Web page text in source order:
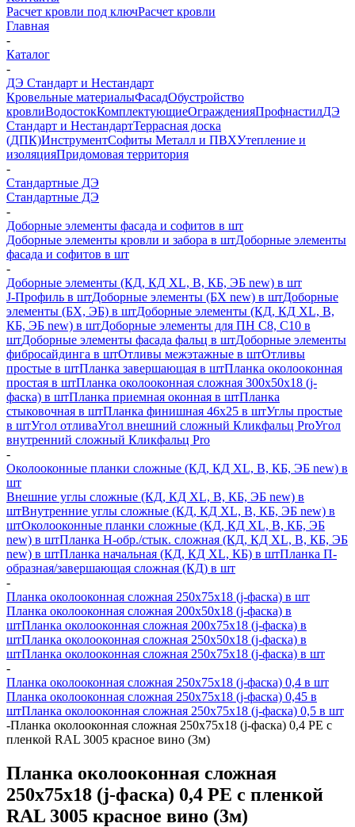
Расчет кровли под ключРасчет кровли
Главная
-
Каталог
-
ДЭ Стандарт и Нестандарт
Кровельные материалыФасадОбустройство
кровлиВодостокКомплектующиеОгражденияПрофнастилДЭ
Стандарт и НестандартТеррасная доска
(ДПК)ИнструментСофиты Металл и ПВХУтепление и
изоляцияПридомовая территория
-
Стандартные ДЭ
Стандартные ДЭ
-
Доборные элементы фасада и софитов в шт
Доборные элементы кровли и забора в штДоборные элементы
фасада и софитов в шт
-
Доборные элементы (КД, КД XL, В, КБ, ЭБ new) в шт
J-Профиль в штДоборные элементы (БХ new) в штДоборные
элементы (БХ, ЭБ) в штДоборные элементы (КД, КД XL, В,
КБ, ЭБ new) в штДоборные элементы для ПН С8, С10 в
штДоборные элементы фасада фальц в штДоборные элементы
фибросайдинга в штОтливы межэтажные в штОтливы
простые в штПланка завершающая в штПланка околооконная
простая в штПланка околооконная сложная 300х50х18 (j-
фаска) в штПланка приемная оконная в штПланка
стыковочная в штПланка финишная 46х25 в штУглы простые
в штУгол отливаУгол внешний сложный Кликфальц ProУгол
внутренний сложный Кликфальц Pro
-
Околооконные планки сложные (КД, КД XL, В, КБ, ЭБ new) в
шт
Внешние углы сложные (КД, КД XL, В, КБ, ЭБ new) в
штВнутренние углы сложные (КД, КД XL, В, КБ, ЭБ new) в
штОколооконные планки сложные (КД, КД XL, В, КБ, ЭБ
new) в штПланка H-обр./стык. сложная (КД, КД XL, В, КБ, ЭБ
new) в штПланка начальная (КД, КД XL, КБ) в штПланка П-
образная/завершающая сложная (КД) в шт
-
Планка околооконная сложная 250х75х18 (j-фаска) в шт
Планка околооконная сложная 200х50х18 (j-фаска) в
штПланка околооконная сложная 200х75х18 (j-фаска) в
штПланка околооконная сложная 250х50х18 (j-фаска) в
штПланка околооконная сложная 250х75х18 (j-фаска) в шт
-
Планка околооконная сложная 250х75х18 (j-фаска) 0,4 в шт
Планка околооконная сложная 250х75х18 (j-фаска) 0,45 в
штПланка околооконная сложная 250х75х18 (j-фаска) 0,5 в шт
-Планка околооконная сложная 250х75х18 (j-фаска) 0,4 PE с
пленкой RAL 3005 красное вино (3м)
Планка околооконная сложная
250х75х18 (j-фаска) 0,4 PE с пленкой
RAL 3005 красное вино (3м)